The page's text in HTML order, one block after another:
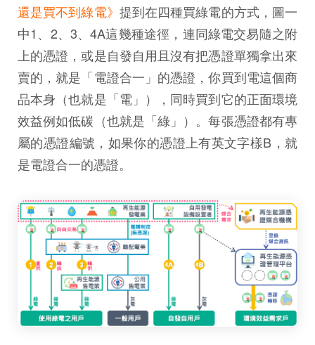
還是買不到綠電》 提到在四種買綠電的方式，圖一
中1、2、3、4A這幾種途徑，連同綠電交易隨之附
上的憑證，或是自發自用且沒有把憑證單獨拿出來
賣的，就是「電證合一」的憑證，你買到電這個商
品本身（也就是「電」），同時買到它的正面環境
效益例如低碳（也就是「綠」）。每張憑證都有專
屬的憑證編號，如果你的憑證上有英文字樣B，就
是電證合一的憑證。